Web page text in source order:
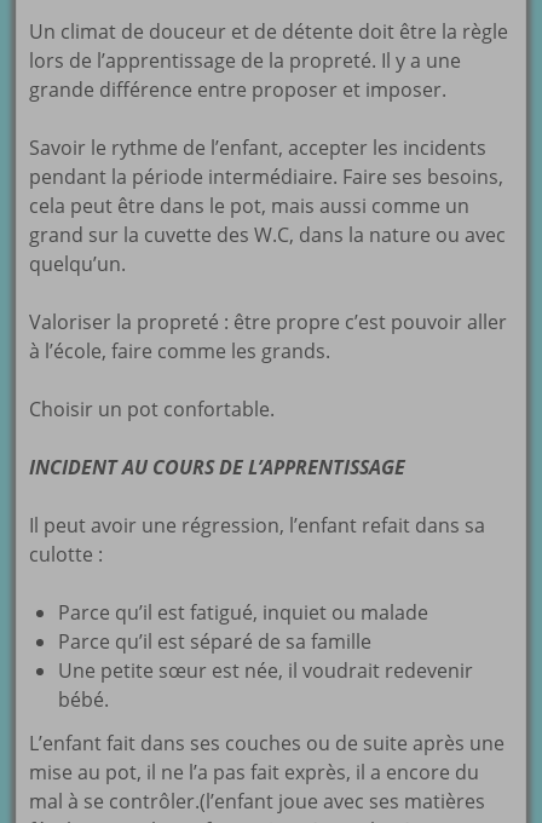
Un climat de douceur et de détente doit être la règle
lors de l’apprentissage de la propreté. Il y a une
grande différence entre proposer et imposer.
Savoir le rythme de l’enfant, accepter les incidents
pendant la période intermédiaire. Faire ses besoins,
cela peut être dans le pot, mais aussi comme un
grand sur la cuvette des W.C, dans la nature ou avec
quelqu’un.
Valoriser la propreté : être propre c’est pouvoir aller
à l’école, faire comme les grands.
Choisir un pot confortable.
INCIDENT AU COURS DE L’APPRENTISSAGE
Il peut avoir une régression, l’enfant refait dans sa
culotte :
Parce qu’il est fatigué, inquiet ou malade
Parce qu’il est séparé de sa famille
Une petite sœur est née, il voudrait redevenir
bébé.
L’enfant fait dans ses couches ou de suite après une
mise au pot, il ne l’a pas fait exprès, il a encore du
mal à se contrôler.(l’enfant joue avec ses matières